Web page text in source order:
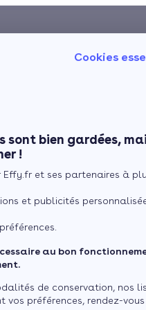
Cookies
sont bien gardées,
!
et ses partenaires à
et publicités
au bon
de conservation, nos
préférences, rendez-
zéro
Nos conseils
Sol
Fenêtres
: primes
à granulés